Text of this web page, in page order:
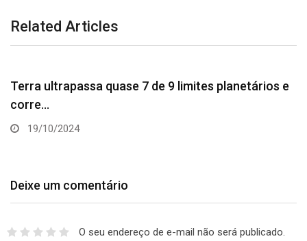
Related Articles
CIÊNCIA
Terra ultrapassa quase 7 de 9 limites planetários e
corre…
19/10/2024
Deixe um comentário
O seu endereço de e-mail não será publicado.